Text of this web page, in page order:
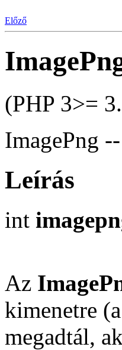
Előző
(PHP 3>=
ImagePng
Leírás
int
Az
kimenetre
megadtál,